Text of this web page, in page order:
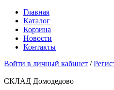
Главная
Каталог
Корзина
Новости
Контакты
Войти в личный кабинет /
СКЛАД Домодедово